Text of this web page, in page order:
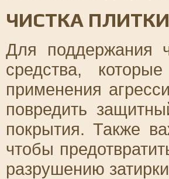
ЧИСТКА ПЛИТКИ
Для поддержания
средства,
применения
повредить
покрытия. Также
чтобы
разрушению